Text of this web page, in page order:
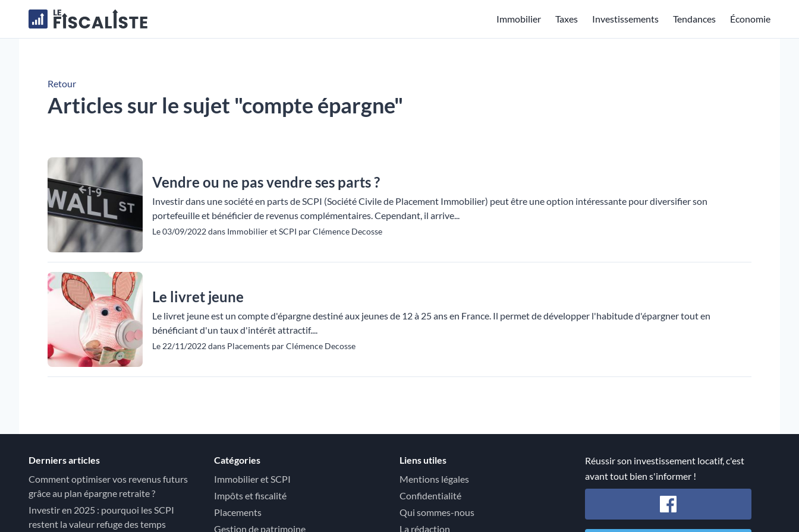
Immobilier Taxes Investissements Tendances Économie
Retour
Articles sur le sujet "compte épargne"
Vendre ou ne pas vendre ses parts ?
Investir dans une société en parts de SCPI (Société Civile de Placement Immobilier) peut être une option intéressante pour diversifier son
portefeuille et bénéficier de revenus complémentaires. Cependant, il arrive...
Le 03/09/2022 dans Immobilier et SCPI par Clémence Decosse
Le livret jeune
Le livret jeune est un compte d'épargne destiné aux jeunes de 12 à 25 ans en France. Il permet de développer l'habitude d'épargner tout en
bénéficiant d'un taux d'intérêt attractif....
Le 22/11/2022 dans Placements par Clémence Decosse
Derniers articles
Comment optimiser vos revenus futurs
grâce au plan épargne retraite ?
Investir en 2025 : pourquoi les SCPI
restent la valeur refuge des temps
Catégories
Immobilier et SCPI
Impôts et fiscalité
Placements
Gestion de patrimoine
Liens utiles
Mentions légales
Confidentialité
Qui sommes-nous
La rédaction
Réussir son investissement locatif, c'est
avant tout bien s'informer !